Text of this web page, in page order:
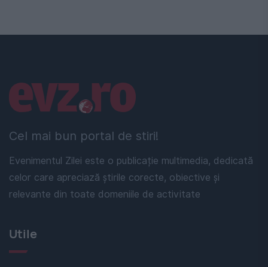
Cel mai bun portal de stiri!
Evenimentul Zilei este o publicație multimedia, dedicată
celor care apreciază știrile corecte, obiective și
relevante din toate domeniile de activitate
Linkuri utile
Utile